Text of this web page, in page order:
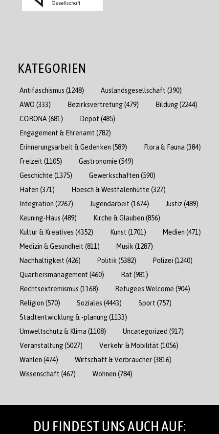
KATEGORIEN
Antifaschismus (1248) Auslandsgesellschaft (390)
AWO (333) Bezirksvertretung(479) Bildung(2244)
CORONA (681) Depot (485)
Engagement & Ehrenamt (782)
Erinnerungsarbeit & Gedenken (589) Flora & Fauna (384)
Freizeit (1105) Gastronomie (549)
Geschichte (1375) Gewerkschaften (590)
Hafen (371) Hoesch & Westfalenhütte (327)
Integration (2267) Jugendarbeit (1674) Justiz(489)
Keuning-Haus (489) Kirche & Glauben (856)
Kultur & Kreatives (4352) Kunst (1701) Medien (471)
Medizin & Gesundheit (811) Musik (1287)
Nachhaltigkeit (426) Politik (5382) Polizei (1240)
Quartiersmanagement (460) Rat (981)
Rechtsextremismus (1168) Refugees Welcome (904)
Religion (570) Soziales (4443) Sport (757)
Stadtentwicklung & -planung(1133)
Umweltschutz & Klima (1108) Uncategorized (917)
Veranstaltung(5027) Verkehr & Mobilität (1056)
Wahlen (474) Wirtschaft & Verbraucher(3816)
Wissenschaft (467) Wohnen (784)
DU FINDEST UNS AUCH AUF: